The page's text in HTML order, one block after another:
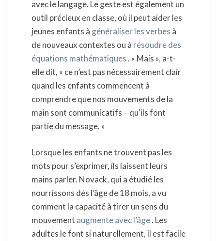
avec le langage. Le geste est également un
outil précieux en classe, où il peut aider les
jeunes enfants à généraliser les verbes à
de nouveaux contextes ou à résoudre des
équations mathématiques. « Mais », a-t-
elle dit, « ce n’est pas nécessairement clair
quand les enfants commencent à
comprendre que nos mouvements de la
main sont communicatifs – qu’ils font
partie du message. »
Lorsque les enfants ne trouvent pas les
mots pour s’exprimer, ils laissent leurs
mains parler. Novack, qui a étudié les
nourrissons dès l’âge de 18 mois, a vu
comment la capacité à tirer un sens du
mouvement augmente avec l’âge. Les
adultes le font si naturellement, il est facile